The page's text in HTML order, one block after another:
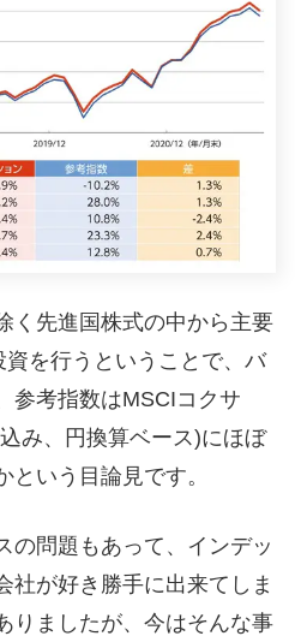
く先進国株式の中から主要
を行うということで、バ
参考指数はMSCIコクサ
み、円換算ベース)にほぼ
いう目論見です。
の問題もあって、インデッ
社が好き勝手に出来てしま
りましたが、今はそんな事